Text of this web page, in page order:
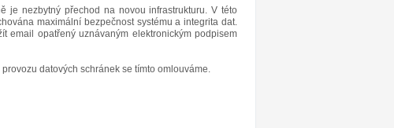
je nezbytný přechod na novou infrastrukturu. V této
maximální bezpečnost systému a integrita dat.
email opatřený uznávaným elektronickým podpisem
datových schránek se tímto omlouváme.